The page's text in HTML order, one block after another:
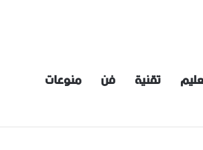
تقنية فن منوعات